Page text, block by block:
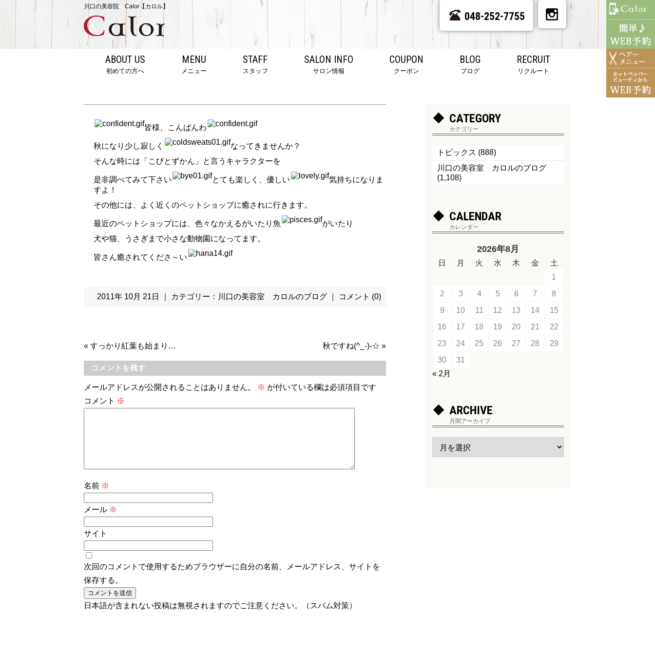
川口の美容院 Calor【カロル】
048-252-7755
ABOUT US
初めての方へ
MENU
メニュー
STAFF
スタッフ
SALON INFO
サロン情報
COUPON
クーポン
BLOG
ブログ
RECRUIT
リクルート
皆様、こんばんわ
秋になり少し寂しく
なってきませんか？
そんな時には「こびとずかん」と言うキャラクターを
是非調べてみて下さい とても楽しく、優しい
気持ちになりま
すよ！
その他には、よく近くのペットショップに癒されに行きます。
最近のペットショップには、色々なかえるがいたり魚
がいたり
犬や猫、うさぎまで小さな動物園になってます。
皆さん癒されてくださ～い
2011年 10月 21日 ｜ カテゴリー： 川口の美容室 カロルのブログ コメント (0)
« すっかり紅葉も始まり… 秋ですね(^_-)-☆ »
コメントを残す
メールアドレスが公開されることはありません。 ※ が付いている欄は必須項目です
コメント ※
名前 ※
メール ※
サイト
次回のコメントで使用するためブラウザーに自分の名前、メールアドレス、サイトを
保存する。
日本語が含まれない投稿は無視されますのでご注意ください。（スパム対策）
CATEGORY
カテゴリー
トピックス (888)
川口の美容室 カロルのブログ
(1,108)
CALENDAR
カレンダー
2026年8月
日 月 火 水 木 金
土
1
2
3 4 5 6 7
8
9
10 11 12 13 14
15
16
17 18 19 20 21
22
23
24 25 26 27 28
29
30
31
« 2月
ARCHIVE
月間アーカイブ